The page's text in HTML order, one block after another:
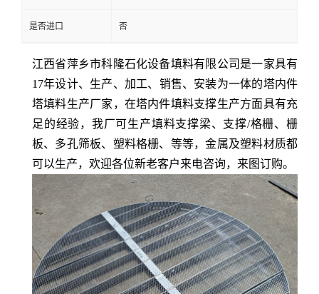
是否进口 否
江西省萍乡市科隆石化设备填料有限公司是一家具有
17年设计、生产、加工、 销售、安装为一体的塔内件
塔填料生产厂家，在塔内件填料支撑生产方面具有充
足的经验， 我厂可生产填料支撑梁、 支撑/格栅、栅
板、多孔筛板、塑料格栅、 等等，金属及塑料材质都
可以生产，欢迎各位新老客户来电咨询，来图订购。